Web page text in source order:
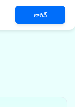
లాగిన్